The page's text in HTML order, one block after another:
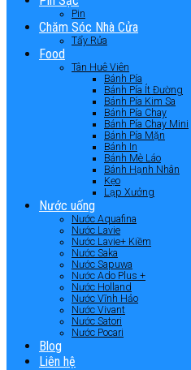
Pin
Chăm Sóc Nhà Cửa
Tẩy Rửa
Food
Tân Huê Viên
Bánh Pía
Bánh Pía Ít Đường
Bánh Pía Kim Sa
Bánh Pía Chay
Bánh Pía Chay Mini
Bánh Pía Mặn
Bánh In
Bánh Mè Láo
Bánh Hạnh Nhân
Kẹo
Lạp Xưởng
Nước uống
Nước Aquafina
Nước Lavie
Nước Lavie+ Kiềm
Nước Saka
Nước Sapuwa
Nước Ado Plus +
Nước Holland
Nước Vĩnh Hảo
Nước Vivant
Nước Satori
Nước Pocari
Blog
Liên hệ